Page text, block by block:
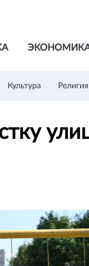
Культура Религия